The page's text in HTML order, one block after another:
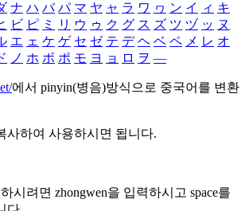
ナ ハ バ パ マ ヤ ャ ラ ワ ヮ ン イ ィ キ
ビ ピ ミ リ ウ ゥ ク グ ス ズ ツ ヅ ッ ヌ
エ ェ ケ ゲ セ ゼ テ デ ヘ ベ ペ メ レ オ
ド ノ ホ ボ ポ モ ヨ ョ ロ ヲ ―
에서 pinyin(병음)방식으로 중국어를 변환
사하여 사용하시면 됩니다.
시려면 zhongwen을 입력하시고 space를